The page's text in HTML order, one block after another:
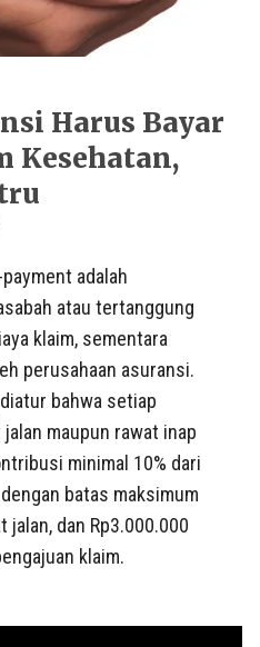
Harus Bayar
Kesehatan,
adalah
atau tertanggung
klaim, sementara
perusahaan asuransi.
bahwa setiap
maupun rawat inap
minimal 10% dari
batas maksimum
jalan, dan Rp3.000.000
klaim.